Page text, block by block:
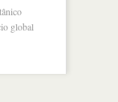
global